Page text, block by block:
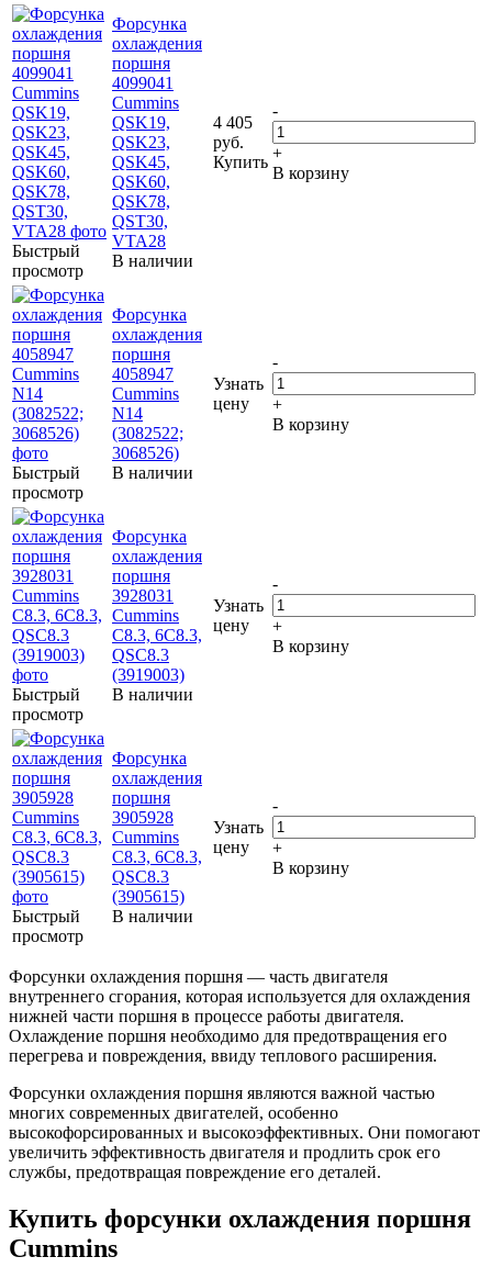
Быстрый
просмотр
Форсунка
охлаждения
поршня
4099041
Cummins
QSK19,
QSK23,
QSK45,
QSK60,
QSK78,
QST30,
VTA28
В наличии
4 405
руб.
Купить
-
+
В корзину
Быстрый
просмотр
Форсунка
охлаждения
поршня
4058947
Cummins
N14
(3082522;
3068526)
В наличии
Узнать
цену
-
+
В корзину
Быстрый
просмотр
Форсунка
охлаждения
поршня
3928031
Cummins
C8.3, 6C8.3,
QSC8.3
(3919003)
В наличии
Узнать
цену
-
+
В корзину
Быстрый
просмотр
Форсунка
охлаждения
поршня
3905928
Cummins
C8.3, 6C8.3,
QSC8.3
(3905615)
В наличии
Узнать
цену
-
+
В корзину
Форсунки охлаждения поршня — часть двигателя
внутреннего сгорания, которая используется для охлаждения
нижней части поршня в процессе работы двигателя.
Охлаждение поршня необходимо для предотвращения его
перегрева и повреждения, ввиду теплового расширения.
Форсунки охлаждения поршня являются важной частью
многих современных двигателей, особенно
высокофорсированных и высокоэффективных. Они помогают
увеличить эффективность двигателя и продлить срок его
службы, предотвращая повреждение его деталей.
Купить форсунки охлаждения поршня
Cummins